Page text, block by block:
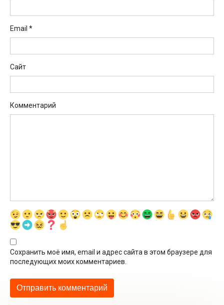
Email *
Сайт
Комментарий
Сохранить моё имя, email и адрес сайта в этом браузере для
последующих моих комментариев.